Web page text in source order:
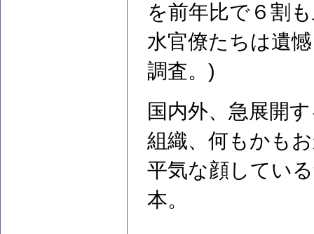
を前年比で６割
水官僚たちは遺
調査。)
国内外、急展開
組織、何もかも
平気な顔してい
本。